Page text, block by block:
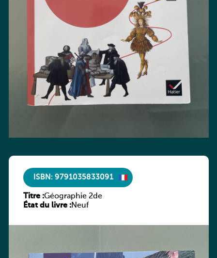
ISBN: 9791035833091
Titre :Géographie 2de
État du livre :Neuf